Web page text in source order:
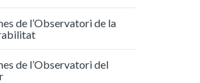
de l’Observatori de la
de l’Observatori del